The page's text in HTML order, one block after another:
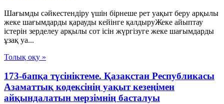
Шағымды сәйкестендіру үшін бірнеше рет уақыт беру арқылы
жеке шағымдарды қарауды кейінге қалдыруЖеке айыптау
істерін зерделеу арқылы сот ісін жүргізуге жеке шағымдарды
ұзақ уа...
Толық оқу »
173-бапқа түсініктеме. Қазақстан Республикасы
Азаматтық кодексінің уақыт кезеңімен
айқындалатын мерзімнің басталуы